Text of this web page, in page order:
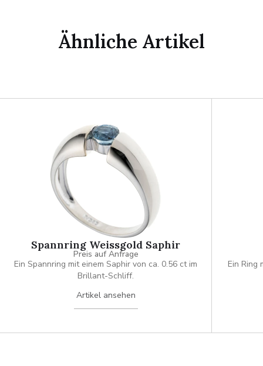
Ähnliche Artikel
Spannring Weissgold Saphir
Preis auf Anfrage
Ein Spannring mit einem Saphir von ca. 0.56 ct im
Brillant-Schliff.
Artikel ansehen
Ein Ring